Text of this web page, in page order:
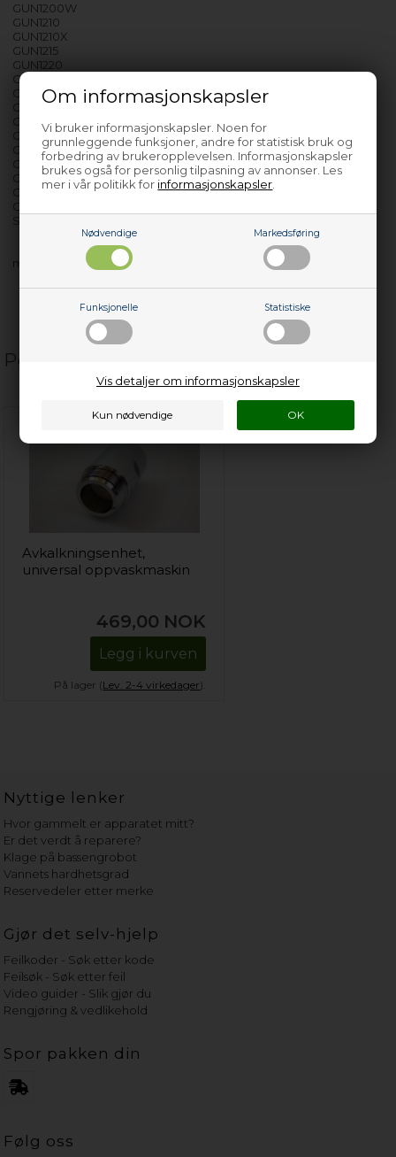
Om informasjonskapsler
Vi bruker informasjonskapsler. Noen for
grunnleggende funksjoner, andre for statistisk bruk og
forbedring av brukeropplevelsen. Informasjonskapsler
brukes også for personlig tilpasning av annonser. Les
mer i vår politikk for informasjonskapsler
Nødvendige Markedsføring
Funksjonelle Statistiske
Vis detaljer om informasjonskapsler
GUN1200W
GUN1210
GUN1210X
GUN1215
GUN1220
GUN1380A
GUN2200
GUN2200X
GUN2220
GUN8880
GUN9210X
GUN9220SP
GUN9220XSP
GUN9483SP20
GVN1380
SMARTOUCH
med flere…
Populære relaterte produkter
Avkalkningsenhet,
universal oppvaskmaskin
469,00 NOK
Legg i kurven
På lager (Lev. 2-4 virkedager).
Nyttige lenker
Hvor gammelt er apparatet mitt?
Er det verdt å reparere?
Klage på bassengrobot
Vannets hardhetsgrad
Reservedeler etter merke
Gjør det selv-hjelp
Feilkoder - Søk etter kode
Feilsøk - Søk etter feil
Video guider - Slik gjør du
Rengjøring & vedlikehold
Spor pakken din
Følg oss